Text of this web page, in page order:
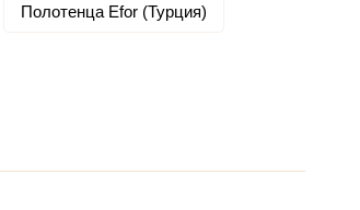
Полотенца Efor (Турция)